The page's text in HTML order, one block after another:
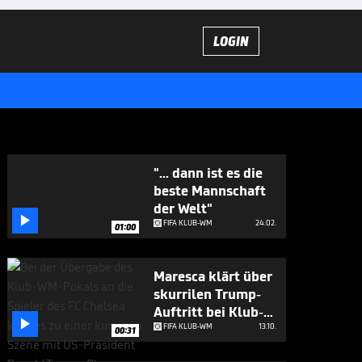
LOGIN
 01:00
"... dann ist es die
beste Mannschaft
der Welt"
FIFA KLUB-WM 24.02.
 00:31
Maresca klärt über
skurrilen Trump-
Auftritt bei Klub-
WM auf
FIFA KLUB-WM 13.10.